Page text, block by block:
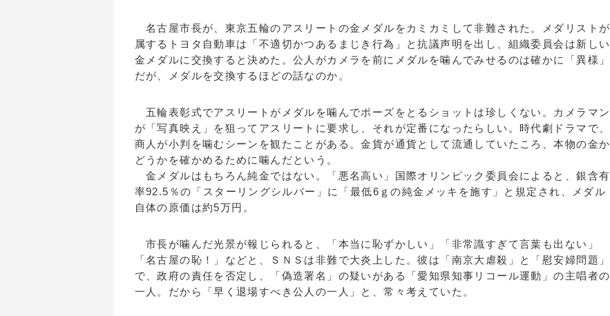
名古屋市長が、東京五輪のアスリートの金メダルをカミカミして非難された。メダリストが
属するトヨタ自動車は「不適切かつあるまじき行為」と抗議声明を出し、組織委員会は新しい
金メダルに交換すると決めた。公人がカメラを前にメダルを噛んでみせるのは確かに「異様」
だが、メダルを交換するほどの話なのか。
五輪表彰式でアスリートがメダルを噛んでポーズをとるショットは珍しくない。カメラマン
が「写真映え」を狙ってアスリートに要求し、それが定番になったらしい。時代劇ドラマで、
商人が小判を噛むシーンを観たことがある。金貨が通貨として流通していたころ、本物の金か
どうかを確かめるために噛んだという。
金メダルはもちろん純金ではない。「悪名高い」国際オリンピック委員会によると、銀含有
率92.5％の「スターリングシルバー」に「最低6ｇの純金メッキを施す」と規定され、メダル
自体の原価は約5万円。
市長が噛んだ光景が報じられると、「本当に恥ずかしい」「非常識すぎて言葉も出ない」
「名古屋の恥！」などと、ＳＮＳは非難で大炎上した。彼は「南京大虐殺」と「慰安婦問題」
で、政府の責任を否定し、「偽造署名」の疑いがある「愛知県知事リコール運動」の主唱者の
一人。だから「早く退場すべき公人の一人」と、常々考えていた。